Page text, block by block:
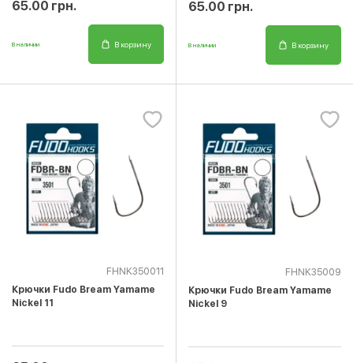
65.00 грн.
В наличии В корзину
65.00 грн.
В наличии В корзину
FHNK350011
Крючки Fudo Bream Yamame
Nickel 11
FHNK35009
Крючки Fudo Bream Yamame
Nickel 9